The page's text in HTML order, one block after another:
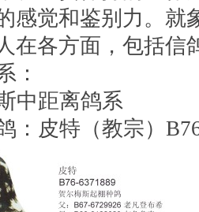
感觉和鉴别力。就
在各方面，包括信
：
中距离鸽系
：皮特（教宗）